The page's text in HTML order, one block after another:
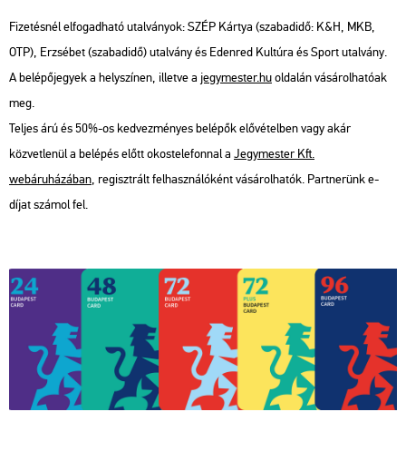
Fizetésnél elfogadható utalványok: SZÉP Kártya (szabadidő: K&H, MKB,
OTP), Erzsébet (szabadidő) utalvány és Edenred Kultúra és Sport utalvány.
A belépőjegyek a helyszínen, illetve a jegymester.huoldalán vásárolhatóak
meg.
Teljes árú és 50%-os kedvezményes belépők elővételben vagy akár
közvetlenül a belépés előtt okostelefonnal a Jegymester Kft.
webáruházában, regisztrált felhasználóként vásárolhatók. Partnerünk e-
díjat számol fel.